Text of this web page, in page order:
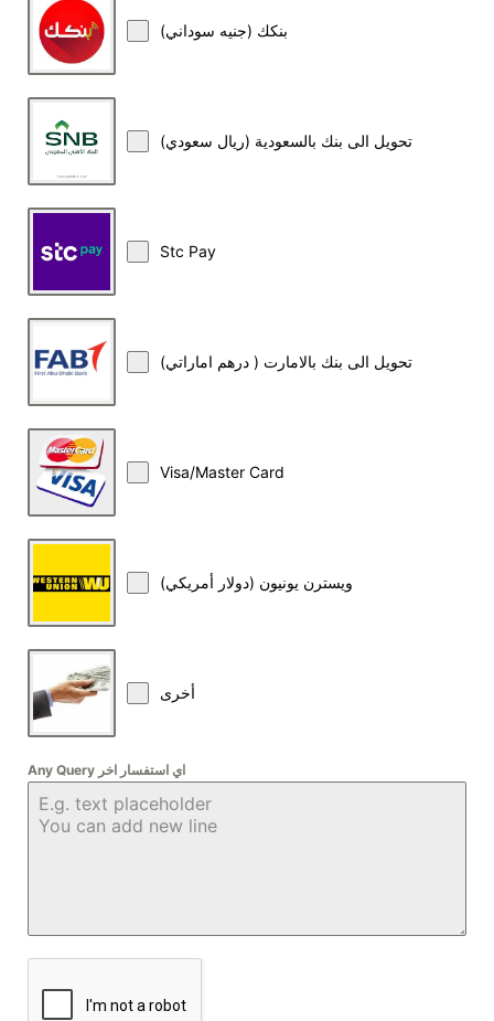
بنكك (جنيه سوداني)
تحويل الى بنك بالسعودية (ريال سعودي)
Stc Pay
تحويل الى بنك بالامارت ( درهم اماراتي)
Visa/Master Card
ويسترن يونيون (دولار أمريكي)
أخرى
Any Query اي استفسار اخر